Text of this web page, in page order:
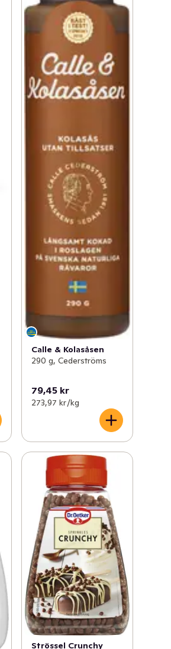
Calle & Kolasåsen
290 g, Cederströms
79,45 kr
273,97 kr /kg
Strössel Crunchy